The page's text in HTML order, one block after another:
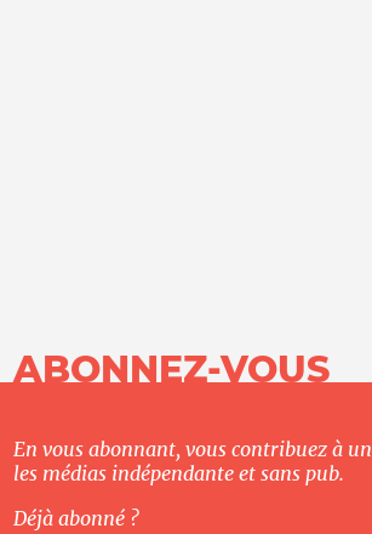
ABONNEZ-VOUS
En vous abonnant, vous contribuez à
les médias indépendante et sans pub.
Déjà abonné ?